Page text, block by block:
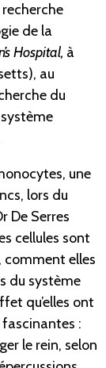
de la
Hospital, à
au
du
une
lors du
De Serres
cellules sont
comment elles
du système
qu’elles ont
:
le rein, selon